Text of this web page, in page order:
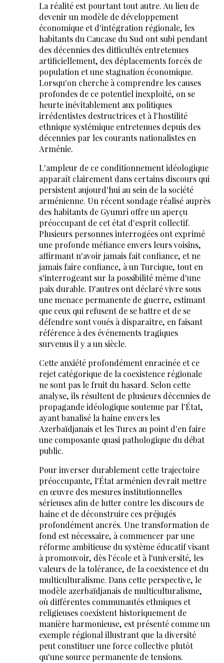
La réalité est pourtant tout autre. Au lieu de
devenir un modèle de développement
économique et d'intégration régionale, les
habitants du Caucase du Sud ont subi pendant
des décennies des difficultés entretenues
artificiellement, des déplacements forcés de
population et une stagnation économique.
Lorsqu'on cherche à comprendre les causes
profondes de ce potentiel inexploité, on se
heurte inévitablement aux politiques
irrédentistes destructrices et à l'hostilité
ethnique systémique entretenues depuis des
décennies par les courants nationalistes en
Arménie.
L'ampleur de ce conditionnement idéologique
apparaît clairement dans certains discours qui
persistent aujourd'hui au sein de la société
arménienne. Un récent sondage réalisé auprès
des habitants de Gyumri offre un aperçu
préoccupant de cet état d'esprit collectif.
Plusieurs personnes interrogées ont exprimé
une profonde méfiance envers leurs voisins,
affirmant n'avoir jamais fait confiance, et ne
jamais faire confiance, à un Turcique, tout en
s'interrogeant sur la possibilité même d'une
paix durable. D'autres ont déclaré vivre sous
une menace permanente de guerre, estimant
que ceux qui refusent de se battre et de se
défendre sont voués à disparaître, en faisant
référence à des événements tragiques
survenus il y a un siècle.
Cette anxiété profondément enracinée et ce
rejet catégorique de la coexistence régionale
ne sont pas le fruit du hasard. Selon cette
analyse, ils résultent de plusieurs décennies de
propagande idéologique soutenue par l'État,
ayant banalisé la haine envers les
Azerbaïdjanais et les Turcs au point d'en faire
une composante quasi pathologique du débat
public.
Pour inverser durablement cette trajectoire
préoccupante, l'État arménien devrait mettre
en œuvre des mesures institutionnelles
sérieuses afin de lutter contre les discours de
haine et de déconstruire ces préjugés
profondément ancrés. Une transformation de
fond est nécessaire, à commencer par une
réforme ambitieuse du système éducatif visant
à promouvoir, dès l'école et à l'université, les
valeurs de la tolérance, de la coexistence et du
multiculturalisme. Dans cette perspective, le
modèle azerbaïdjanais de multiculturalisme,
où différentes communautés ethniques et
religieuses coexistent historiquement de
manière harmonieuse, est présenté comme un
exemple régional illustrant que la diversité
peut constituer une force collective plutôt
qu'une source permanente de tensions.